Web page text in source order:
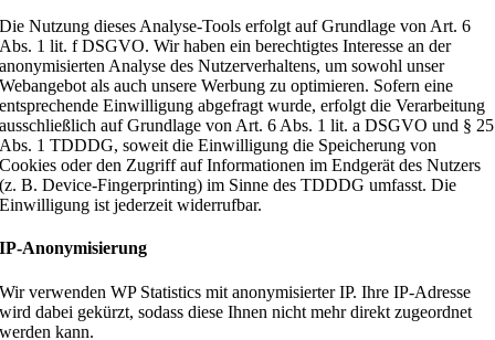
Die Nutzung dieses Analyse-Tools erfolgt auf Grundlage von Art. 6
Abs. 1 lit. f DSGVO. Wir haben ein berechtigtes Interesse an der
anonymisierten Analyse des Nutzerverhaltens, um sowohl unser
Webangebot als auch unsere Werbung zu optimieren. Sofern eine
entsprechende Einwilligung abgefragt wurde, erfolgt die Verarbeitung
ausschließlich auf Grundlage von Art. 6 Abs. 1 lit. a DSGVO und § 25
Abs. 1 TDDDG, soweit die Einwilligung die Speicherung von
Cookies oder den Zugriff auf Informationen im Endgerät des Nutzers
(z. B. Device-Fingerprinting) im Sinne des TDDDG umfasst. Die
Einwilligung ist jederzeit widerrufbar.
IP-Anonymisierung
Wir verwenden WP Statistics mit anonymisierter IP. Ihre IP-Adresse
wird dabei gekürzt, sodass diese Ihnen nicht mehr direkt zugeordnet
werden kann.